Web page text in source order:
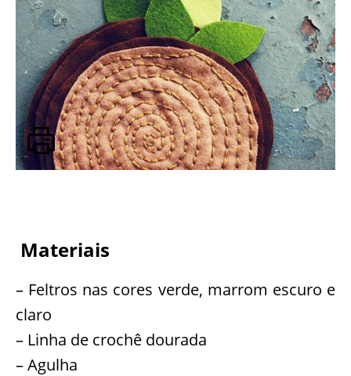
Materiais
– Feltros nas cores verde, marrom escuro e
claro
– Linha de crochê dourada
– Agulha